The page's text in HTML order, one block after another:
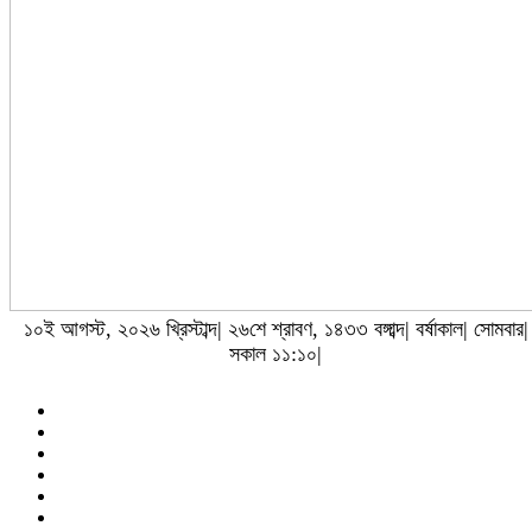
১০ই আগস্ট, ২০২৬ খ্রিস্টাব্দ| ২৬শে শ্রাবণ, ১৪৩৩ বঙ্গাব্দ| বর্ষাকাল| সোমবার|
সকাল ১১:১০|